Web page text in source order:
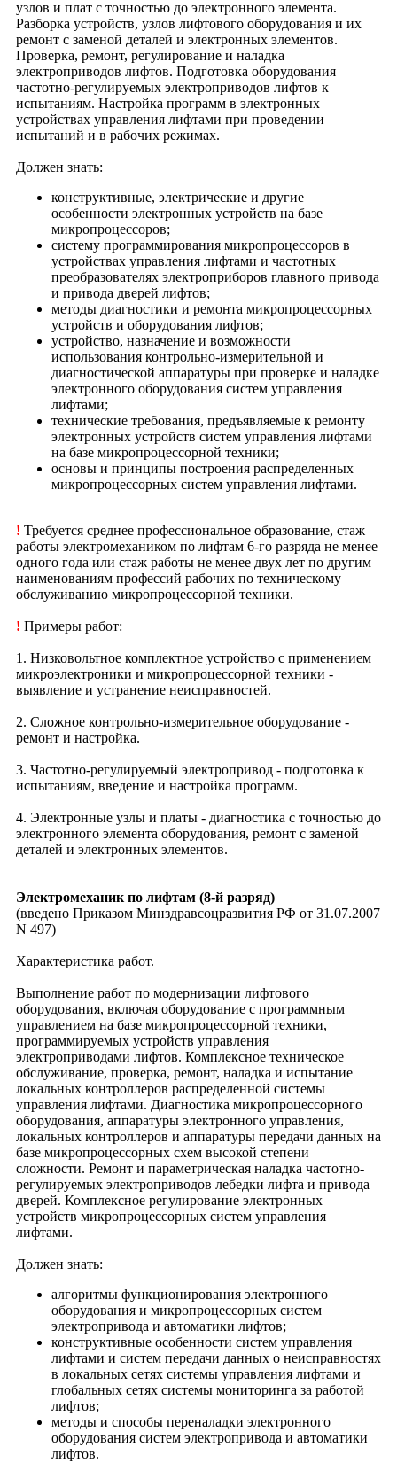
узлов и плат с точностью до электронного элемента.
Разборка устройств, узлов лифтового оборудования и их
ремонт с заменой деталей и электронных элементов.
Проверка, ремонт, регулирование и наладка
электроприводов лифтов. Подготовка оборудования
частотно-регулируемых электроприводов лифтов к
испытаниям. Настройка программ в электронных
устройствах управления лифтами при проведении
испытаний и в рабочих режимах.
Должен знать:
конструктивные, электрические и другие
особенности электронных устройств на базе
микропроцессоров;
систему программирования микропроцессоров в
устройствах управления лифтами и частотных
преобразователях электроприборов главного привода
и привода дверей лифтов;
методы диагностики и ремонта микропроцессорных
устройств и оборудования лифтов;
устройство, назначение и возможности
использования контрольно-измерительной и
диагностической аппаратуры при проверке и наладке
электронного оборудования систем управления
лифтами;
технические требования, предъявляемые к ремонту
электронных устройств систем управления лифтами
на базе микропроцессорной техники;
основы и принципы построения распределенных
микропроцессорных систем управления лифтами.
! Требуется среднее профессиональное образование, стаж
работы электромехаником по лифтам 6-го разряда не менее
одного года или стаж работы не менее двух лет по другим
наименованиям профессий рабочих по техническому
обслуживанию микропроцессорной техники.
! Примеры работ:
1. Низковольтное комплектное устройство с применением
микроэлектроники и микропроцессорной техники -
выявление и устранение неисправностей.
2. Сложное контрольно-измерительное оборудование -
ремонт и настройка.
3. Частотно-регулируемый электропривод - подготовка к
испытаниям, введение и настройка программ.
4. Электронные узлы и платы - диагностика с точностью до
электронного элемента оборудования, ремонт с заменой
деталей и электронных элементов.
Электромеханик по лифтам (8-й разряд)
(введено Приказом Минздравсоцразвития РФ от 31.07.2007
N 497)
Характеристика работ.
Выполнение работ по модернизации лифтового
оборудования, включая оборудование с программным
управлением на базе микропроцессорной техники,
программируемых устройств управления
электроприводами лифтов. Комплексное техническое
обслуживание, проверка, ремонт, наладка и испытание
локальных контроллеров распределенной системы
управления лифтами. Диагностика микропроцессорного
оборудования, аппаратуры электронного управления,
локальных контроллеров и аппаратуры передачи данных на
базе микропроцессорных схем высокой степени
сложности. Ремонт и параметрическая наладка частотно-
регулируемых электроприводов лебедки лифта и привода
дверей. Комплексное регулирование электронных
устройств микропроцессорных систем управления
лифтами.
Должен знать:
алгоритмы функционирования электронного
оборудования и микропроцессорных систем
электропривода и автоматики лифтов;
конструктивные особенности систем управления
лифтами и систем передачи данных о неисправностях
в локальных сетях системы управления лифтами и
глобальных сетях системы мониторинга за работой
лифтов;
методы и способы переналадки электронного
оборудования систем электропривода и автоматики
лифтов.